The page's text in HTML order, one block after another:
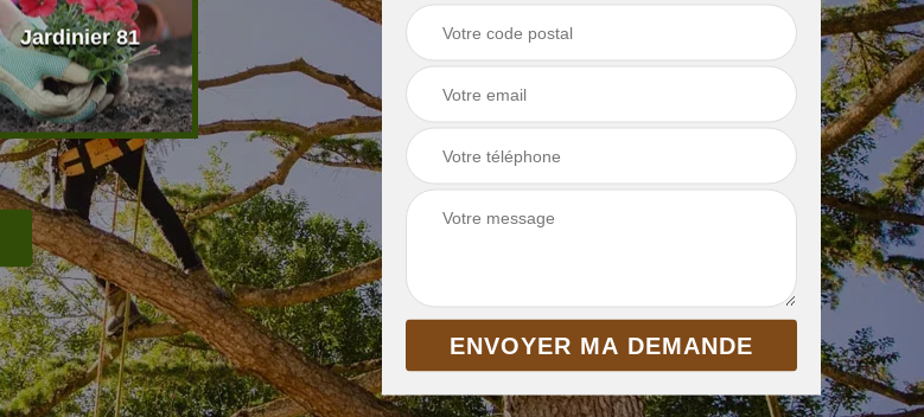
Jardinier 81
Pose de clôture et
grillage 81
Pose de gazon en
rouleau 81 Tarn